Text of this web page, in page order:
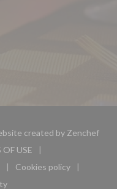
created by Zenchef
window))
OF USE
((opens in a new window))
window))
Cookies policy
((opens in a new